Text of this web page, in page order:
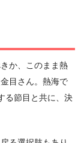
か、このまま熱
目さん。熱海で
る節目と共に、決